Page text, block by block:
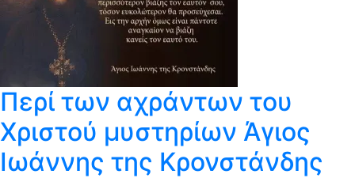
Περί των αχράντων του
Χριστού μυστηρίων Άγιος
Ιωάννης της Κρονστάνδης